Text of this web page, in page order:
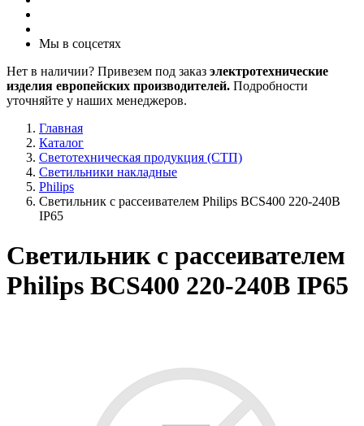
Мы в соцсетях
Нет в наличии? Привезем под заказ электротехнические
изделия европейских производителей. Подробности
уточняйте у наших менеджеров.
Главная
Каталог
Светотехническая продукция (СТП)
Светильники накладные
Philips
Светильник с рассеивателем Philips BCS400 220-240В
IP65
Светильник с рассеивателем
Philips BCS400 220-240В IP65